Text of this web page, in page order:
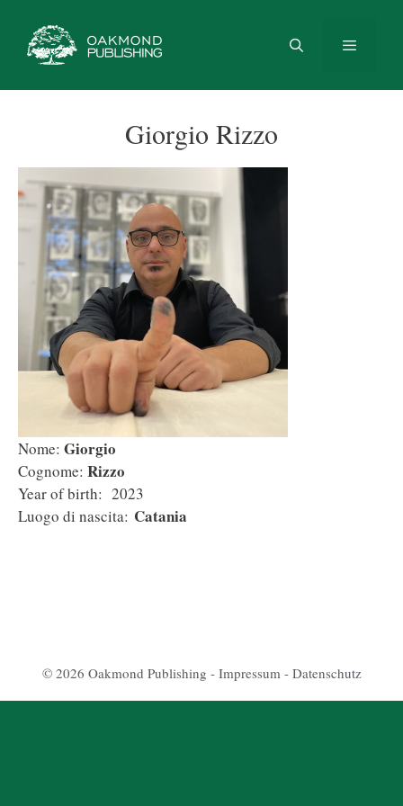
contenuto
Giorgio Rizzo
Nome: Giorgio
Cognome: Rizzo
Year of birth: 2023
Luogo di nascita: Catania
© 2026 Oakmond Publishing - Impressum - Datenschutz